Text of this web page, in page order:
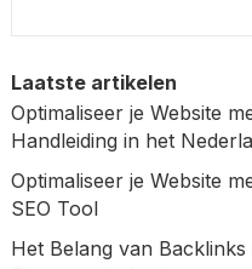
Laatste artikelen
Optimaliseer je Website
Handleiding in het
Optimaliseer je Website
SEO Tool
Het Belang van Backlinks